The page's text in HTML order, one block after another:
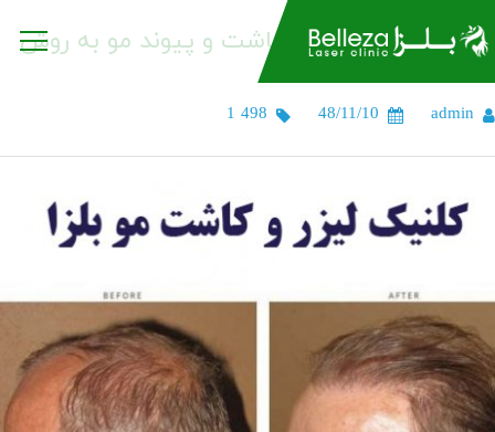
کاشت و پیوند مو به روش Fit و Fut در کلینیک
admin
48/11/10
1 498